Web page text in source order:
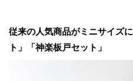
従来の人気商品がミニサイズ
ト」「神楽板戸セット」